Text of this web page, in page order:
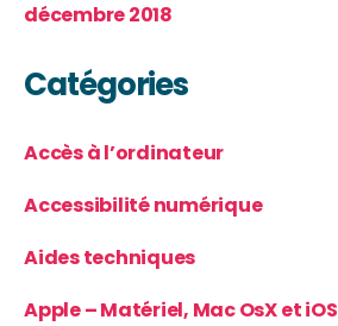
décembre 2018
Catégories
Accès à l’ordinateur
Accessibilité numérique
Aides techniques
Apple – Matériel, Mac OsX et iOS